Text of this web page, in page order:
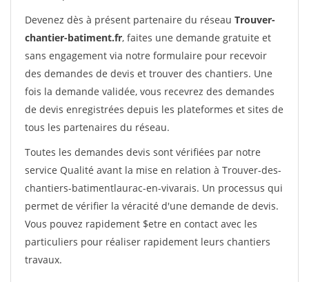
Devenez dès à présent partenaire du réseau Trouver-
chantier-batiment.fr, faites une demande gratuite et
sans engagement via notre formulaire pour recevoir
des demandes de devis et trouver des chantiers. Une
fois la demande validée, vous recevrez des demandes
de devis enregistrées depuis les plateformes et sites de
tous les partenaires du réseau.
Toutes les demandes devis sont vérifiées par notre
service Qualité avant la mise en relation à Trouver-des-
chantiers-batimentlaurac-en-vivarais. Un processus qui
permet de vérifier la véracité d'une demande de devis.
Vous pouvez rapidement $etre en contact avec les
particuliers pour réaliser rapidement leurs chantiers
travaux.